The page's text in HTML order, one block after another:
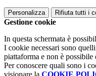
Personalizza Rifiuta tutti i
Gestione cookie
In questa schermata è
I cookie necessari sono
piattaforma e non è
Per conoscere quali sono i